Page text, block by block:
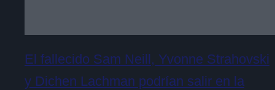
El fallecido Sam Neill, Yvonne Strahovski
y Dichen Lachman podrían salir en la